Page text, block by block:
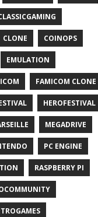
CLONE COINOPS
EMULATION
FAMICOM CLONE
HEROFESTIVAL
MEGADRIVE
PC ENGINE
RASPBERRY PI